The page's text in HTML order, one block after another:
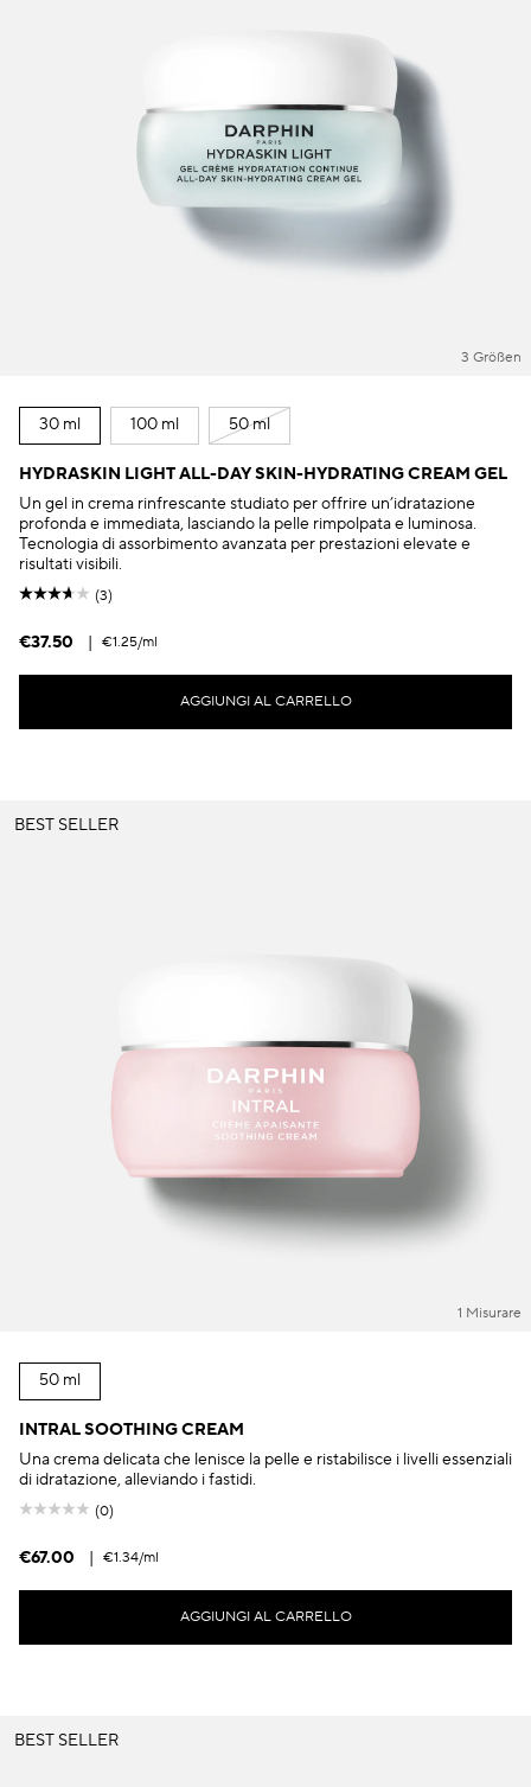
3 Größen
30 ml 100 ml 50 ml
HYDRASKIN LIGHT ALL-DAY SKIN-HYDRATING CREAM GEL
Un gel in crema rinfrescante studiato per offrire un’idratazione
profonda e immediata, lasciando la pelle rimpolpata e luminosa.
Tecnologia di assorbimento avanzata per prestazioni elevate e
risultati visibili.
(3)
€37.50 | €1.25/ml
AGGIUNGI AL CARRELLO
BEST SELLER
1 Misurare
50 ml
INTRAL SOOTHING CREAM
Una crema delicata che lenisce la pelle e ristabilisce i livelli essenziali
di idratazione, alleviando i fastidi.
(0)
€67.00 | €1.34/ml
AGGIUNGI AL CARRELLO
BEST SELLER